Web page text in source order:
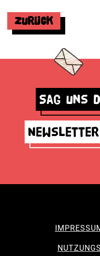
Zurück
Sag uns
Newsletter